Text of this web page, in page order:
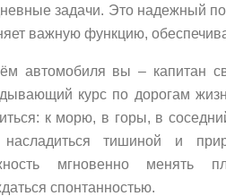
задачи. Это надежный
важную функцию,
автомобиля вы – капитан
курс по дорогам
к морю, в горы, в
тишиной и
мгновенно менять
спонтанностью.